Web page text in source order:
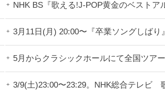
NHK BS『歌える!J-POP黄金のベスト
3月11日(月) 20:00〜『卒業ソングしばり
5月からクラシックホールにて全国ツア
3/9(土)23:00〜23:29。NHK総合テレビ